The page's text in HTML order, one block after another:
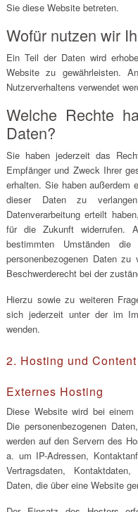
Sie diese Website betreten.
Wofür nutzen wir
Ein Teil der Daten wird
Website zu gewährleisten.
Nutzerverhaltens verwendet
Welche Rechte
Daten?
Sie haben jederzeit das
Empfänger und Zweck Ihrer
erhalten. Sie haben außerdem
dieser Daten zu
Datenverarbeitung erteilt
für die Zukunft widerrufen.
bestimmten Umständen
personenbezogenen Daten
Beschwerderecht bei der
Hierzu sowie zu weiteren
sich jederzeit unter der im
wenden.
2. Hosting und
Externes Hosting
Diese Website wird bei
Die personenbezogenen
werden auf den Servern des
a. um IP-Adressen,
Vertragsdaten,
Daten, die über eine Website